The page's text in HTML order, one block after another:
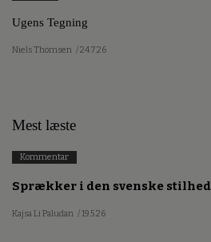
Ugens Tegning
Niels Thomsen / 24.7.26
Mest læste
Kommentar
Sprækker i den svenske stilhed
Kajsa Li Paludan / 19.5.26